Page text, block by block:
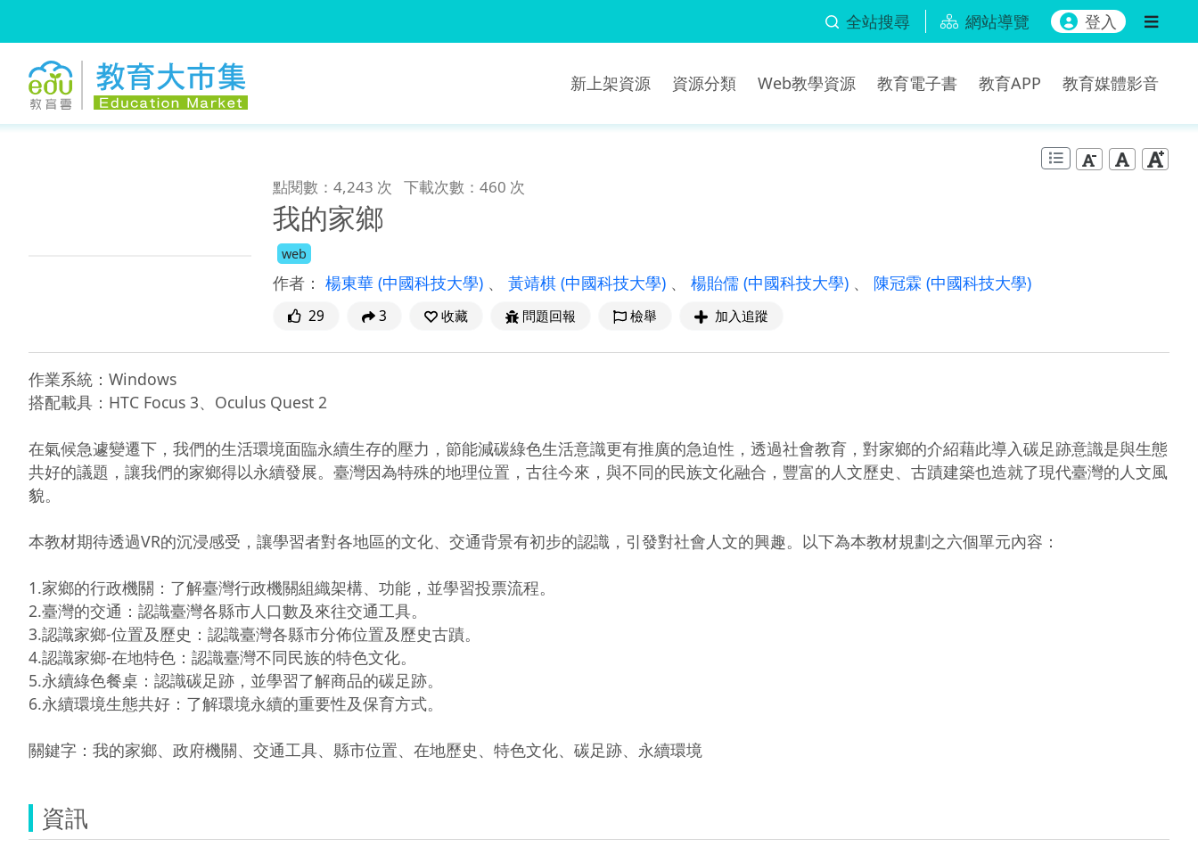
全站搜尋 網站導覽 登入
新上架資源 資源分類 Web教學資源 教育電子書 教育APP 教育媒體影音
點閱數：4,243 次 下載次數：460 次
我的家鄉
web
作者： 楊東華 (中國科技大學) 、 黃靖棋 (中國科技大學) 、 楊貽儒 (中國科技大學) 、 陳冠霖 (中國科技大學)
29 3 收藏 問題回報 檢舉 加入追蹤
作業系統：Windows
搭配載具：HTC Focus 3、Oculus Quest 2
在氣候急遽變遷下，我們的生活環境面臨永續生存的壓力，節能減碳綠色生活意識更有推廣的急迫性，透過社會教育，對家鄉的介紹藉此導入碳足跡意識是與生態
共好的議題，讓我們的家鄉得以永續發展。臺灣因為特殊的地理位置，古往今來，與不同的民族文化融合，豐富的人文歷史、古蹟建築也造就了現代臺灣的人文風
貌。
本教材期待透過VR的沉浸感受，讓學習者對各地區的文化、交通背景有初步的認識，引發對社會人文的興趣。以下為本教材規劃之六個單元內容：
1.家鄉的行政機關：了解臺灣行政機關組織架構、功能，並學習投票流程。
2.臺灣的交通：認識臺灣各縣市人口數及來往交通工具。
3.認識家鄉-位置及歷史：認識臺灣各縣市分佈位置及歷史古蹟。
4.認識家鄉-在地特色：認識臺灣不同民族的特色文化。
5.永續綠色餐桌：認識碳足跡，並學習了解商品的碳足跡。
6.永續環境生態共好：了解環境永續的重要性及保育方式。
關鍵字：我的家鄉、政府機關、交通工具、縣市位置、在地歷史、特色文化、碳足跡、永續環境
資訊